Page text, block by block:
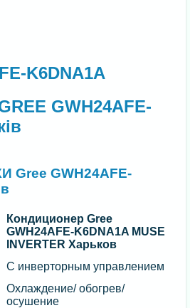
K6DNA1A
GWH24AFE-
GWH24AFE-
Кондиционер Gree
GWH24AFE-K6DNA1A MUSE
INVERTER Харьков
С инверторным управлением
Охлаждение/ обогрев/
осушение